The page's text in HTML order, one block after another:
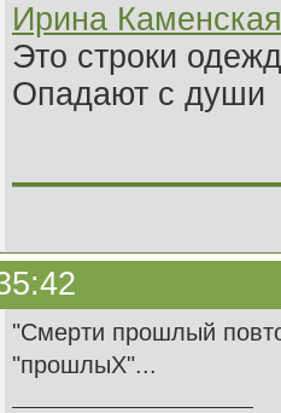
Ирина Каменская
Это строки
Опадают с души
"Смерти прошлый
"прошлыХ"...